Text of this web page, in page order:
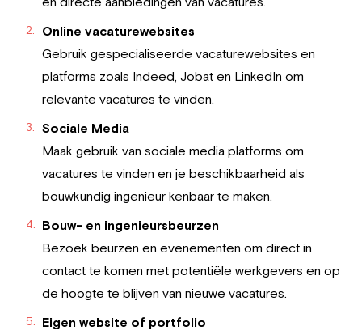
Online vacaturewebsites
Gebruik gespecialiseerde vacaturewebsites en
platforms zoals Indeed, Jobat en LinkedIn om
relevante vacatures te vinden.
Sociale Media
Maak gebruik van sociale media platforms om
vacatures te vinden en je beschikbaarheid als
bouwkundig ingenieur kenbaar te maken.
Bouw- en ingenieursbeurzen
Bezoek beurzen en evenementen om direct in
contact te komen met potentiële werkgevers en op
de hoogte te blijven van nieuwe vacatures.
Eigen website of portfolio